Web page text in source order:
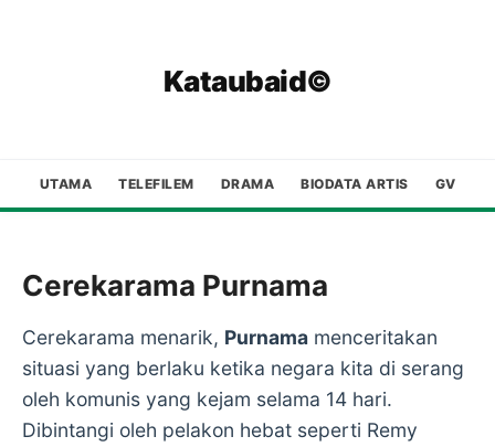
Kataubaid©
UTAMA TELEFILEM DRAMA BIODATA ARTIS GV
Cerekarama Purnama
Cerekarama menarik, Purnama menceritakan
situasi yang berlaku ketika negara kita di serang
oleh komunis yang kejam selama 14 hari.
Dibintangi oleh pelakon hebat seperti Remy